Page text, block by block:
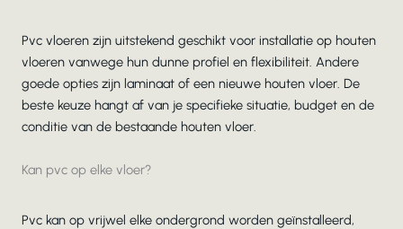
Pvc vloeren zijn uitstekend geschikt voor installatie op houten
vloeren vanwege hun dunne profiel en flexibiliteit. Andere
goede opties zijn laminaat of een nieuwe houten vloer. De
beste keuze hangt af van je specifieke situatie, budget en de
conditie van de bestaande houten vloer.
Kan pvc op elke vloer?
Pvc kan op vrijwel elke ondergrond worden geïnstalleerd,